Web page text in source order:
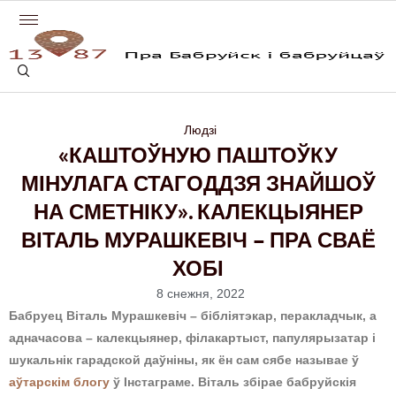
Людзі
«КАШТОЎНУЮ ПАШТОЎКУ
МІНУЛАГА СТАГОДДЗЯ ЗНАЙШОЎ
НА СМЕТНІКУ». КАЛЕКЦЫЯНЕР
ВІТАЛЬ МУРАШКЕВІЧ – ПРА СВАЁ
ХОБІ
8 снежня, 2022
Бабруец Віталь Мурашкевіч – бібліятэкар, перакладчык, а
адначасова – калекцыянер, філакартыст, папулярызатар і
шукальнік гарадской даўніны, як ён сам сябе называе ў
аўтарскім блогу ў Інстаграме. Віталь збірае бабруйскія